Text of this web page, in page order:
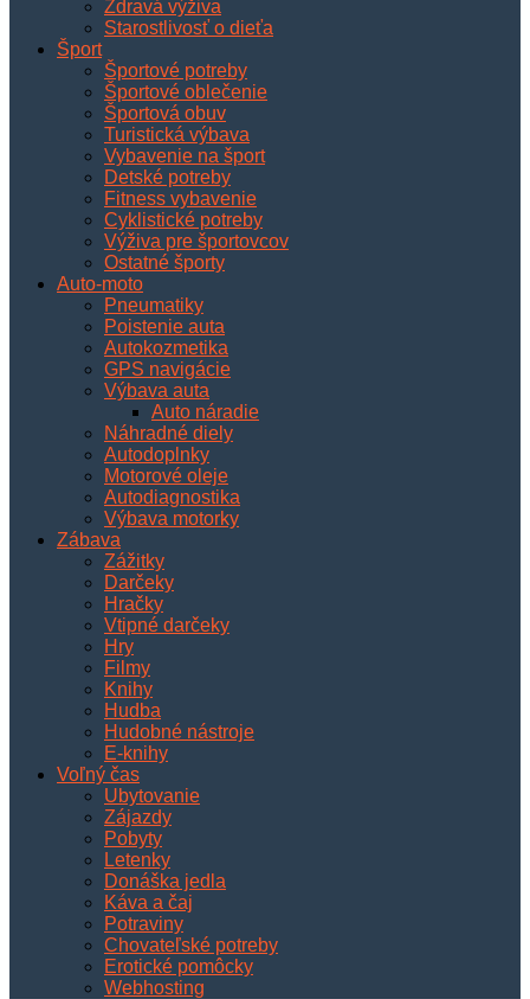
Zdravá výživa
Starostlivosť o dieťa
Šport
Športové potreby
Športové oblečenie
Športová obuv
Turistická výbava
Vybavenie na šport
Detské potreby
Fitness vybavenie
Cyklistické potreby
Výživa pre športovcov
Ostatné športy
Auto-moto
Pneumatiky
Poistenie auta
Autokozmetika
GPS navigácie
Výbava auta
Auto náradie
Náhradné diely
Autodoplnky
Motorové oleje
Autodiagnostika
Výbava motorky
Zábava
Zážitky
Darčeky
Hračky
Vtipné darčeky
Hry
Filmy
Knihy
Hudba
Hudobné nástroje
E-knihy
Voľný čas
Ubytovanie
Zájazdy
Pobyty
Letenky
Donáška jedla
Káva a čaj
Potraviny
Chovateľské potreby
Erotické pomôcky
Webhosting